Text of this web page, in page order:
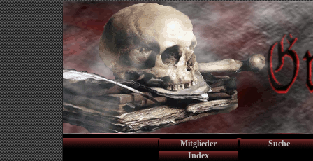
Mitglieder
Suche
Index